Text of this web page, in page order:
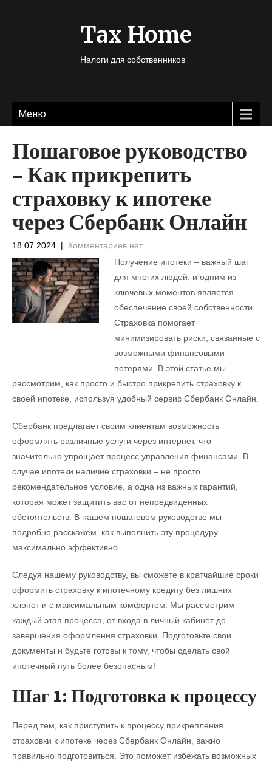
Tax Home
Налоги для собственников
Меню
Пошаговое руководство
– Как прикрепить
страховку к ипотеке
через Сбербанк Онлайн
18.07.2024 | Комментариев нет
Получение ипотеки – важный шаг
для многих людей, и одним из
ключевых моментов является
обеспечение своей собственности.
Страховка помогает
минимизировать риски, связанные с
возможными финансовыми
потерями. В этой статье мы
рассмотрим, как просто и быстро прикрепить страховку к
своей ипотеке, используя удобный сервис Сбербанк Онлайн.
Сбербанк предлагает своим клиентам возможность
оформлять различные услуги через интернет, что
значительно упрощает процесс управления финансами. В
случае ипотеки наличие страховки – не просто
рекомендательное условие, а одна из важных гарантий,
которая может защитить вас от непредвиденных
обстоятельств. В нашем пошаговом руководстве мы
подробно расскажем, как выполнить эту процедуру
максимально эффективно.
Следуя нашему руководству, вы сможете в кратчайшие сроки
оформить страховку к ипотечному кредиту без лишних
хлопот и с максимальным комфортом. Мы рассмотрим
каждый этап процесса, от входа в личный кабинет до
завершения оформления страховки. Подготовьте свои
документы и будьте готовы к тому, чтобы сделать свой
ипотечный путь более безопасным!
Шаг 1: Подготовка к процессу
Перед тем, как приступить к процессу прикрепления
страховки к ипотеке через Сбербанк Онлайн, важно
правильно подготовиться. Это поможет избежать возможных